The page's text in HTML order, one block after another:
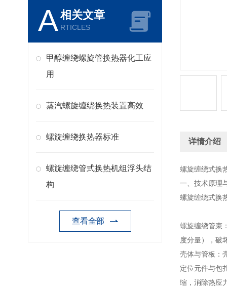
A相关文章
RTICLES
甲醇缠绕螺旋管换热器化工应
用
蒸汽螺旋缠绕换热装置高效
螺旋缠绕换热器标准
螺旋缠绕管式换热机组浮头结
构
查看全部
详情介绍
螺旋缠绕式换
一、技术原理
螺旋缠绕式换
螺旋缠绕管束
度分量），破
壳体与管板：
定位元件与包
缩，消除热应